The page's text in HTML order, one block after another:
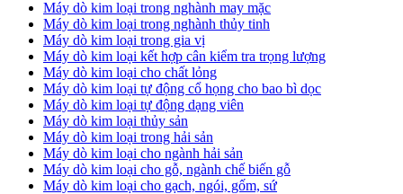
Máy dò kim loại trong nghành may mặc
Máy dò kim loại trong nghành thủy tinh
Máy dò kim loại trong gia vị
Máy dò kim loại kết hợp cân kiểm tra trọng lượng
Máy dò kim loại cho chất lỏng
Máy dò kim loại tự động cổ họng cho bao bì dọc
Máy dò kim loại tự động dạng viên
Máy dò kim loại thủy sản
Máy dò kim loại trong hải sản
Máy dò kim loại cho ngành hải sản
Máy dò kim loại cho gỗ, ngành chế biến gỗ
Máy dò kim loại cho gạch, ngói, gốm, sứ